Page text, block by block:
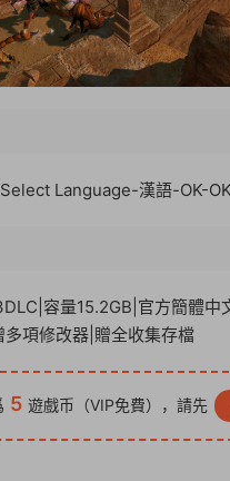
Language-漢語-OK-
容量15.2GB|官方簡體中
項修改器|贈全收集存檔
5 遊戲币（VIP免費），請先